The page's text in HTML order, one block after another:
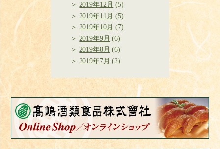
2019年12月 (5)
2019年11月 (5)
2019年10月 (7)
2019年9月 (6)
2019年8月 (6)
2019年7月 (2)